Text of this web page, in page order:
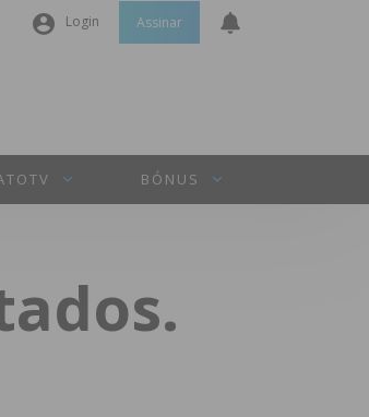
Login
Senha
INICIAR SESSÃO
Assinar
BÓNUS